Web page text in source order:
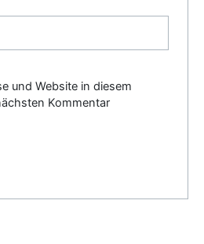
und Website in diesem
Kommentar